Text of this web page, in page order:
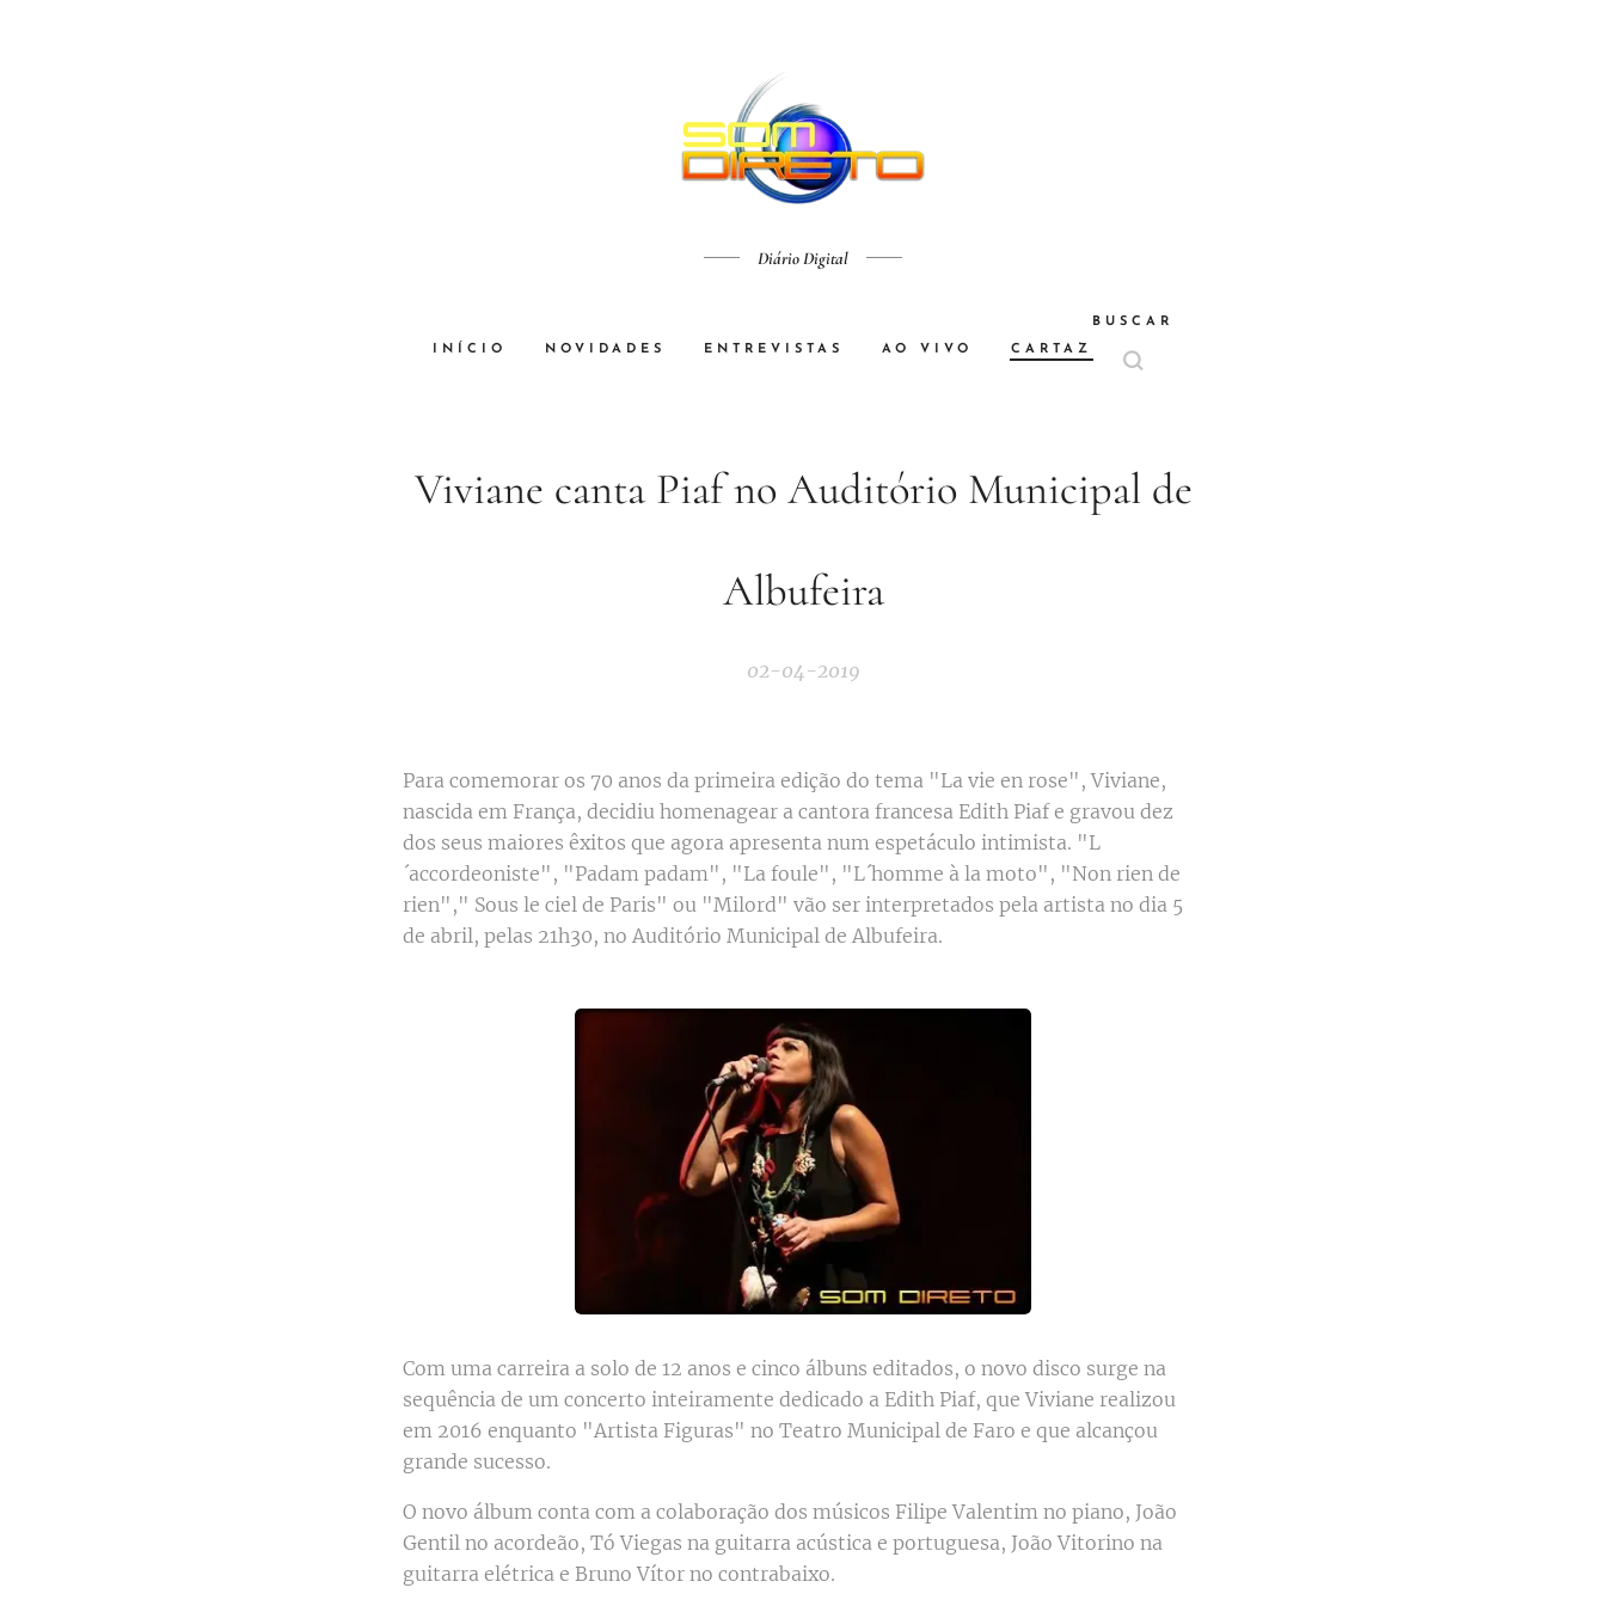
Diário Digital
INÍCIO NOVIDADES ENTREVISTAS AO VIVO CARTAZ
BUSCAR
Viviane canta Piaf no Auditório Municipal de
Albufeira
02-04-2019
Para comemorar os 70 anos da primeira edição do tema "La vie en rose", Viviane,
nascida em França, decidiu homenagear a cantora francesa Edith Piaf e gravou dez
dos seus maiores êxitos que agora apresenta num espetáculo intimista. "L
´accordeoniste", "Padam padam", "La foule", "L´homme à la moto", "Non rien de
rien"," Sous le ciel de Paris" ou "Milord" vão ser interpretados pela artista no dia 5
de abril, pelas 21h30, no Auditório Municipal de Albufeira.
Com uma carreira a solo de 12 anos e cinco álbuns editados, o novo disco surge na
sequência de um concerto inteiramente dedicado a Edith Piaf, que Viviane realizou
em 2016 enquanto "Artista Figuras" no Teatro Municipal de Faro e que alcançou
grande sucesso.
O novo álbum conta com a colaboração dos músicos Filipe Valentim no piano, João
Gentil no acordeão, Tó Viegas na guitarra acústica e portuguesa, João Vitorino na
guitarra elétrica e Bruno Vítor no contrabaixo.